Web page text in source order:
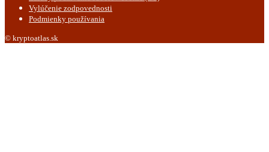
Vylúčenie zodpovednosti
Podmienky používania
© kryptoatlas.sk